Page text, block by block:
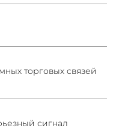
торговых связей
сигнал